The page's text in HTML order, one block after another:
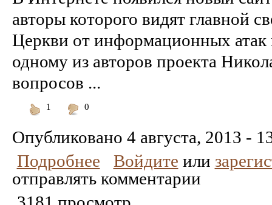
авторы которого видят главной
Церкви от информационных
одному из авторов проекта
вопросов ...
1
0
Опубликовано 4 августа, 2013 -
Подробнее
Войдите или
отправлять комментарии